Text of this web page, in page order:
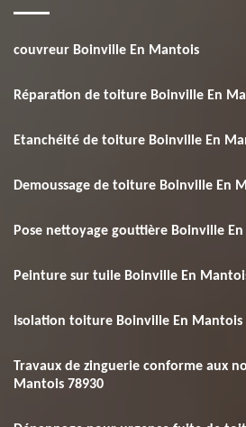
couvreur Boinville En Mantois
Réparation de toiture Boinville En
Etanchéité de toiture Boinville En
Demoussage de toiture Boinville En
Pose nettoyage gouttière Boinville
Peinture sur tuile Boinville En
Isolation toiture Boinville En Mantois
Travaux de zinguerie conforme aux
Mantois 78930